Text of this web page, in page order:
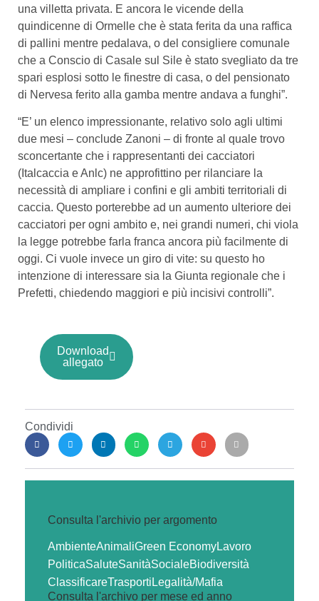
una villetta privata. E ancora le vicende della
quindicenne di Ormelle che è stata ferita da una raffica
di pallini mentre pedalava, o del consigliere comunale
che a Conscio di Casale sul Sile è stato svegliato da tre
spari esplosi sotto le finestre di casa, o del pensionato
di Nervesa ferito alla gamba mentre andava a funghi”.
“E’ un elenco impressionante, relativo solo agli ultimi
due mesi – conclude Zanoni – di fronte al quale trovo
sconcertante che i rappresentanti dei cacciatori
(Italcaccia e Anlc) ne approfittino per rilanciare la
necessità di ampliare i confini e gli ambiti territoriali di
caccia. Questo porterebbe ad un aumento ulteriore dei
cacciatori per ogni ambito e, nei grandi numeri, chi viola
la legge potrebbe farla franca ancora più facilmente di
oggi. Ci vuole invece un giro di vite: su questo ho
intenzione di interessare sia la Giunta regionale che i
Prefetti, chiedendo maggiori e più incisivi controlli”.
Download
allegato
Condividi
Consulta l'archivio per argomento
AmbienteAnimaliGreen EconomyLavoro
PoliticaSaluteSanitàSocialeBiodiversità
ClassificareTrasporti Legalità/Mafia
Consulta l'archivo per mese ed anno